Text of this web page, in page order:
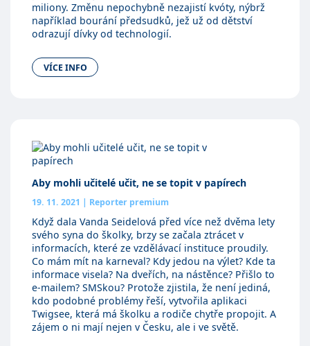
miliony. Změnu nepochybně nezajistí kvóty, nýbrž
například bourání předsudků, jež už od dětství
odrazují dívky od technologií.
VÍCE INFO
Aby mohli učitelé učit, ne se topit v papírech
19. 11. 2021 | Reporter premium
Když dala Vanda Seidelová před více než dvěma lety
svého syna do školky, brzy se začala ztrácet v
informacích, které ze vzdělávací instituce proudily.
Co mám mít na karneval? Kdy jedou na výlet? Kde ta
informace visela? Na dveřích, na nástěnce? Přišlo to
e-mailem? SMSkou? Protože zjistila, že není jediná,
kdo podobné problémy řeší, vytvořila aplikaci
Twigsee, která má školku a rodiče chytře propojit. A
zájem o ni mají nejen v Česku, ale i ve světě.